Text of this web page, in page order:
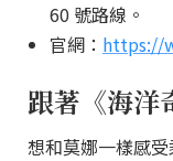
60 號路線。
官網： https://
跟著《海洋
想和莫娜一樣感